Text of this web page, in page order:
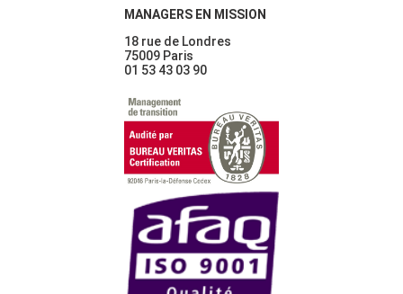
MANAGERS EN MISSION
18 rue de Londres
75009 Paris
01 53 43 03 90